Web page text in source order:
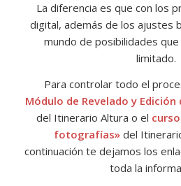
La diferencia es que con los
digital, además de los ajustes
mundo de posibilidades
limitado.
Para controlar todo el
Módulo de Revelado y
del Itinerario Altura o el
fotografías»del
continuación te dejamos los
toda la